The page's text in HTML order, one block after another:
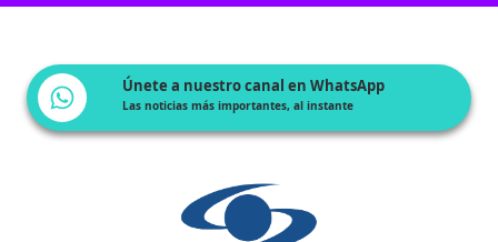
Únete a nuestro canal en WhatsApp
Las noticias más importantes, al instante